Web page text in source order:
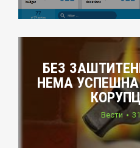
БЕЗ
НЕМА УСПЕШНА
Вести